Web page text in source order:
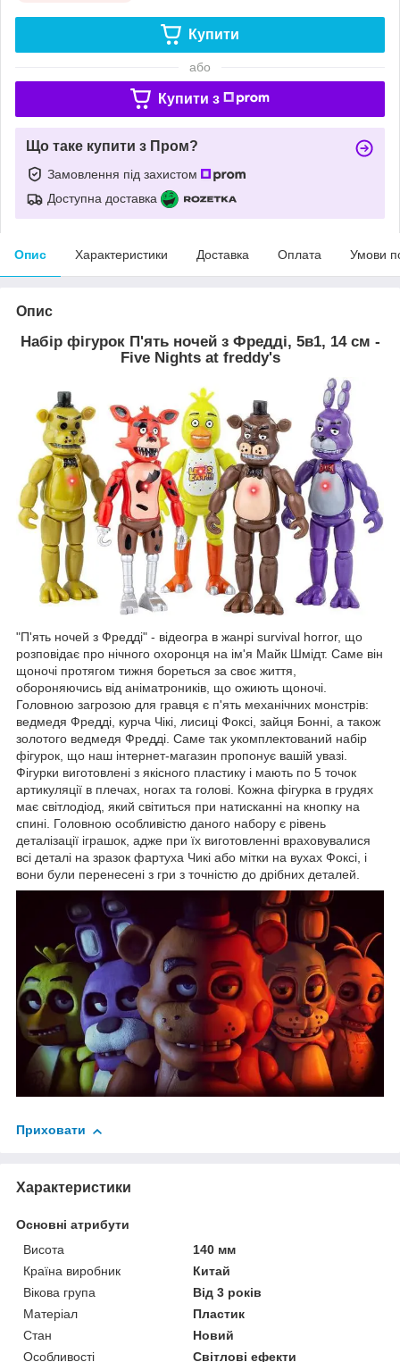
Купити
або
Купити з
Що таке купити з Пром?
Замовлення під захистом
Доступна доставка
Опис Характеристики Доставка Оплата Умови
Опис
Набір фігурок П'ять ночей з Фредді, 5в1, 14 см -
Five Nights at freddy's
"П'ять ночей з Фредді" - відеогра в жанрі survival horror, що
розповідає про нічного охоронця на ім'я Майк Шмідт. Саме він
щоночі протягом тижня бореться за своє життя,
обороняючись від аніматроників, що ожиють щоночі.
Головною загрозою для гравця є п'ять механічних монстрів:
ведмедя Фредді, курча Чікі, лисиці Фоксі, зайця Бонні, а також
золотого ведмедя Фредді. Саме так укомплектований набір
фігурок, що наш інтернет-магазин пропонує вашій увазі.
Фігурки виготовлені з якісного пластику і мають по 5 точок
артикуляції в плечах, ногах та голові. Кожна фігурка в грудях
має світлодіод, який світиться при натисканні на кнопку на
спині. Головною особливістю даного набору є рівень
деталізації іграшок, адже при їх виготовленні враховувалися
всі деталі на зразок фартуха Чикі або мітки на вухах Фоксі, і
вони були перенесені з гри з точністю до дрібних деталей.
Приховати
Характеристики
Основні атрибути
Висота
140 мм
Країна виробник
Китай
Вікова група
Від 3 років
Матеріал
Пластик
Стан
Новий
Особливості
Світлові ефекти